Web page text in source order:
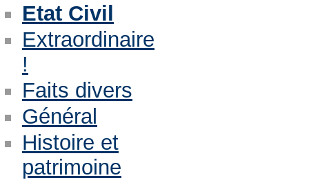
Etat Civil
Extraordinaire
!
Faits divers
Général
Histoire et
patrimoine